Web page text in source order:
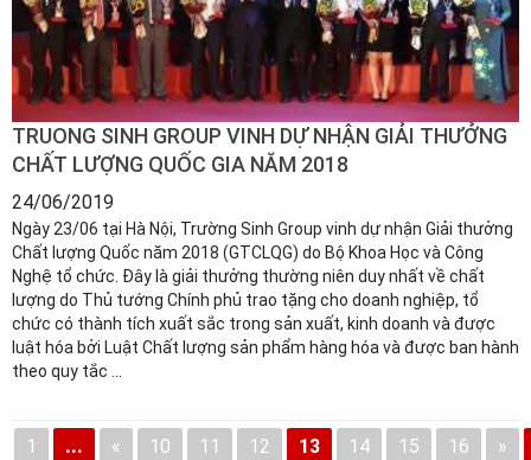
TRUONG SINH GROUP VINH DỰ NHẬN GIẢI THƯỞNG
CHẤT LƯỢNG QUỐC GIA NĂM 2018
24/06/2019
Ngày 23/06 tại Hà Nội, Trường Sinh Group vinh dự nhận Giải thưởng
Chất lượng Quốc năm 2018 (GTCLQG) do Bộ Khoa Học và Công
Nghệ tổ chức. Đây là giải thưởng thường niên duy nhất về chất
lượng do Thủ tướng Chính phủ trao tặng cho doanh nghiệp, tổ
chức có thành tích xuất sắc trong sản xuất, kinh doanh và được
luật hóa bởi Luật Chất lượng sản phẩm hàng hóa và được ban hành
theo quy tắc ...
1 ... « 10 11 12 13 14 15 16 »